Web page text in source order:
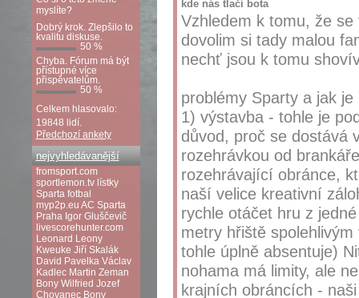
kde nás tlačí bota
Vzhledem k tomu, že
dovolim si tady malou
nechť jsou k tomu
problémy Sparty a jak
1) výstavba - tohle je
důvod, proč se dostává
rozehrávkou od
rozehrávající obránce,
naší velice kreativní
rychle otáčet hru z
metry hřiště
tohle úplně absentuje)
nohama má limity, ale
krajních obráncích -
myslíte?
Dobrý krok. Zlepšilo to
kvalitu diskuse.
50 %
Chyba. Fórum má být
přístupné více
přispěvatelům.
50 %
Celkem hlasovalo:
19848 lidí.
Předchozí ankety
nejvyhledávanější
fromsport.com
sportlemon.tv lístky
Sparta fotbal
myp2p.eu AC Sparta
Praha Igor Gluščevič
livescorehunter.com
Leonard Leony
Kweuke Jiří Skalák
David Pavelka Václav
Kadlec Martin Zeman
Bony Wilfried Jozef
Chovanec Bony